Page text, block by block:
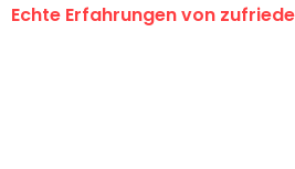
Echte Erfahrungen von